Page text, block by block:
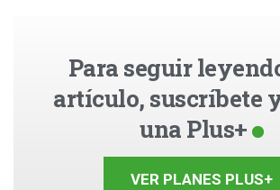
Para seguir
artículo, suscríbete
una Plus+
VER PLANES PLUS+